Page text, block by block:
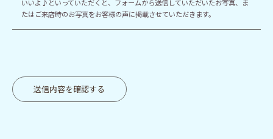
いいよ♪といっていただくと、フォームから送信していただいたお写真、ま
たはご来店時のお写真をお客様の声に掲載させていただきます。
送信内容を確認する